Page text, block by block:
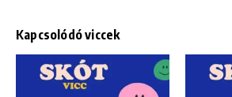
Kapcsolódó viccek